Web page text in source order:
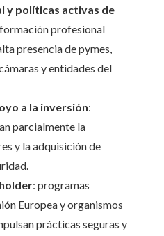
y políticas activas de
profesional
presencia de pymes,
y entidades del
a la inversión:
parcialmente la
y la adquisición de
: programas
Europea y organismos
prácticas seguras y